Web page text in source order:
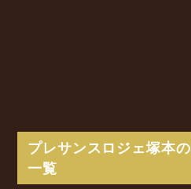
プレサンスロジェ塚本
一覧